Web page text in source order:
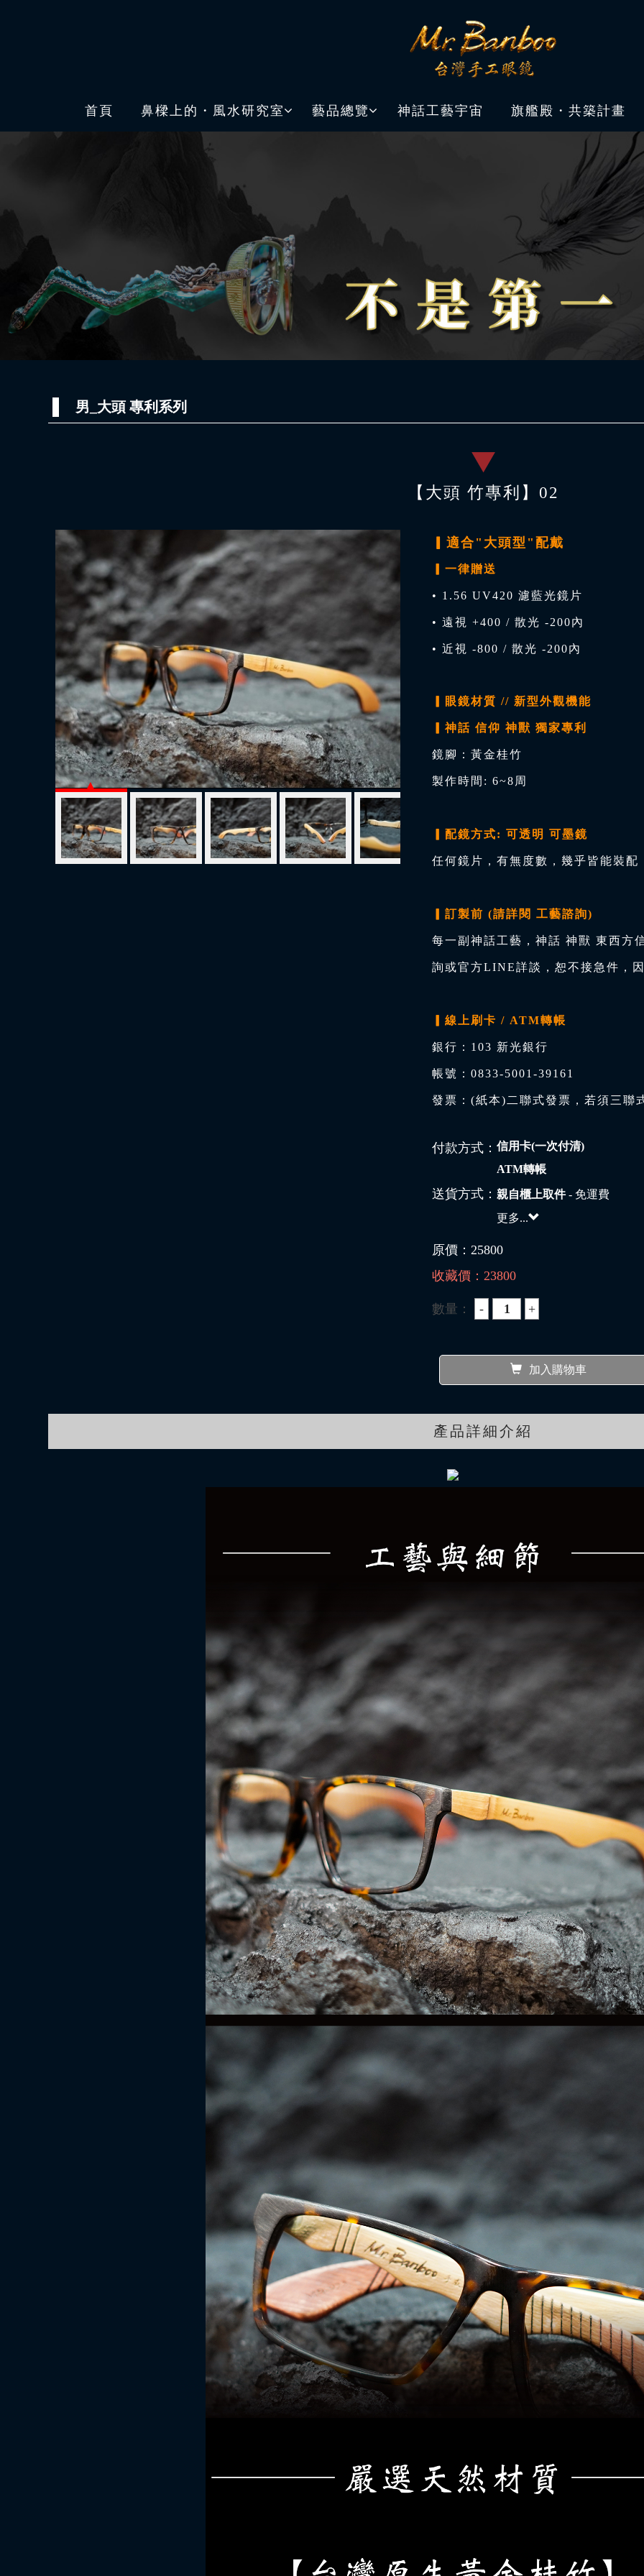
首頁 鼻樑上的・風水研究室 藝品總覽 神話工藝宇宙 旗艦殿・共築計畫
男_大頭 專利系列
【大頭 竹專利】02
▎適合"大頭型"配戴
▎一律贈送
• 1.56 UV420 濾藍光鏡片
• 遠視 +400 / 散光 -200內
• 近視 -800 / 散光 -200內
▎眼鏡材質 // 新型外觀機能
▎神話 信仰 神獸 獨家專利
鏡腳：黃金桂竹
製作時間: 6~8周
▎配鏡方式: 可透明 可墨鏡
任何鏡片，有無度數，幾乎皆能裝
▎訂製前 (請詳閱 工藝諮詢)
每一副神話工藝，神話 神獸 東西方
詢或官方LINE詳談，恕不接急件，
▎線上刷卡 / ATM轉帳
銀行：103 新光銀行
帳號：0833-5001-39161
發票：(紙本)二聯式發票，若須三聯
付款方式：信用卡(一次付清)
ATM轉帳
送貨方式：親自櫃上取件- 免運費
更多...
原價： 25800
收藏價： 23800
數量：
加入購物車
產品詳細介紹